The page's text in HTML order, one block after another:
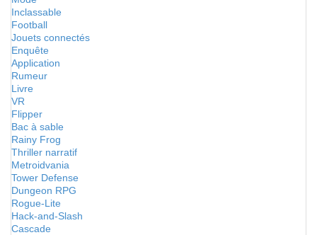
Inclassable
Football
Jouets connectés
Enquête
Application
Rumeur
Livre
VR
Flipper
Bac à sable
Rainy Frog
Thriller narratif
Metroidvania
Tower Defense
Dungeon RPG
Rogue-Lite
Hack-and-Slash
Cascade